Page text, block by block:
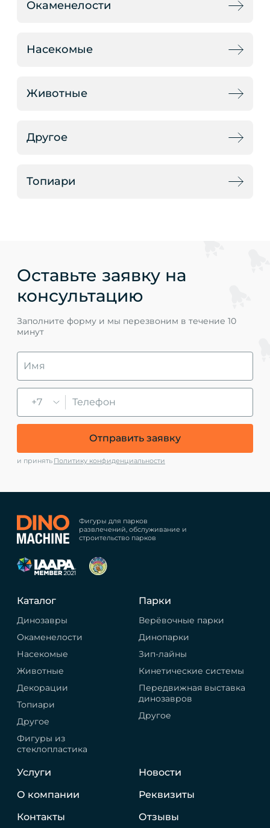
Окаменелости
Насекомые
Животные
Другое
Топиари
Оставьте заявку на
консультацию
Заполните форму и мы перезвоним в течение 10
минут
+7
Отправить заявку
и принять Политику конфиденциальности
Фигуры для парков
развлечений, обслуживание и
строительство парков
Каталог
Динозавры
Окаменелости
Насекомые
Животные
Декорации
Топиари
Другое
Фигуры из
стеклопластика
Парки
Верёвочные парки
Динопарки
Зип-лайны
Кинетические системы
Передвижная выставка
динозавров
Другое
Услуги
О компании
Контакты
Новости
Реквизиты
Отзывы